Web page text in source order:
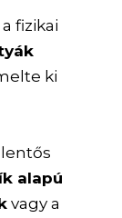
fizikai
ki
alapú
vagy a